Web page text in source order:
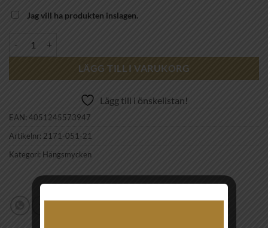
Jag vill ha produkten inslagen.
LÄGG TILL I VARUKORG
Lägg till i önskelistan!
EAN: 4051245573947
Artikelnr: 2171-051-21
Kategori: Hängsmycken